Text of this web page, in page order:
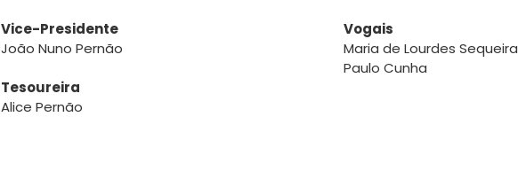
Vice-Presidente
João Nuno Pernão
Tesoureira
Alice Pernão
Vogais
Maria de Lourdes Sequeira
Paulo Cunha